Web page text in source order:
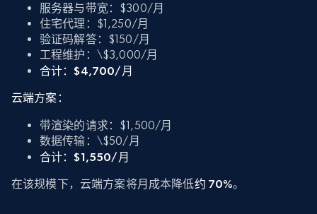
服务器与带宽：$300/月
住宅代理：$1,250/月
验证码解答：$150/月
工程维护：\$3,000/月
合计：$4,700/月
云端方案：
带渲染的请求：$1,500/月
数据传输：\$50/月
合计：$1,550/月
在该规模下，云端方案将月成本降低约 70%。